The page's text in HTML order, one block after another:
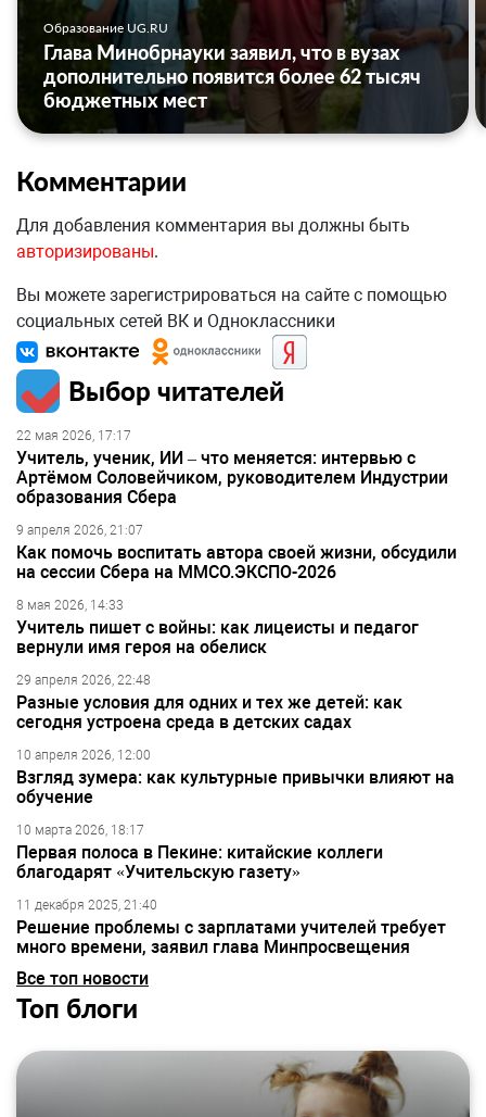
Образование UG.RU
Глава Минобрнауки заявил, что в вузах
дополнительно появится более 62 тысяч
бюджетных мест
Комментарии
Для добавления комментария вы должны быть
авторизированы.
Вы можете зарегистрироваться на сайте с помощью
социальных сетей ВК и Одноклассники
Выбор читателей
22 мая 2026, 17:17
Учитель, ученик, ИИ – что меняется: интервью с
Артёмом Соловейчиком, руководителем Индустрии
образования Сбера
9 апреля 2026, 21:07
Как помочь воспитать автора своей жизни, обсудили
на сессии Сбера на ММСО.ЭКСПО-2026
8 мая 2026, 14:33
Учитель пишет с войны: как лицеисты и педагог
вернули имя героя на обелиск
29 апреля 2026, 22:48
Разные условия для одних и тех же детей: как
сегодня устроена среда в детских садах
10 апреля 2026, 12:00
Взгляд зумера: как культурные привычки влияют на
обучение
10 марта 2026, 18:17
Первая полоса в Пекине: китайские коллеги
благодарят «Учительскую газету»
11 декабря 2025, 21:40
Решение проблемы с зарплатами учителей требует
много времени, заявил глава Минпросвещения
Все топ новости
Топ блоги